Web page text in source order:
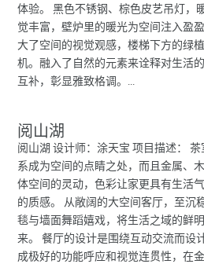
体验。 黑色不锈钢、棕色皮艺吊灯，
觉丰富，壁炉里的暖光为空间注入盈
大了空间的视觉观感，楼梯下方的绿
机。融入了自然的元素来诠释对生活
互补，彰显雅致格调。...
阅山湖
阅山湖 设计师：涂天宝 项目描述：
系成为空间的点睛之处，而且金属、
体空间的灵动，色彩让家更具有生活
的质感。 从敞阔的大空间客厅，至沉
毯与墙面舞蹈嬉戏，将生活之域的鲜
来。 餐厅的设计是围绕互动交流而设
成极好的功能呼应和视觉连贯性，在